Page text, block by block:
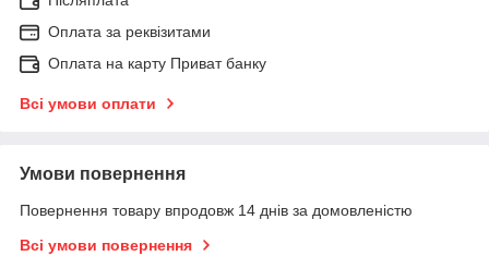
Оплата за реквізитами
Оплата на карту Приват банку
Всі умови оплати
Умови повернення
Повернення товару впродовж 14 днів за домовленістю
Всі умови повернення